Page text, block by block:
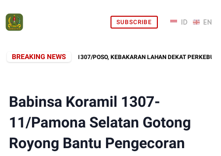
SUBSCRIBE
BREAKING NEWS
CEPAT KODIM 1307/POSO, KEBAKARAN LAHAN DEKAT PERKEBUNAN
Babinsa Koramil 1307-
11/Pamona Selatan Gotong
Royong Bantu Pengecoran